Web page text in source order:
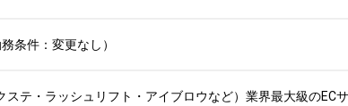
条件：変更なし）
ステ・ラッシュリフト・アイブロウなど）業界最大級のEC